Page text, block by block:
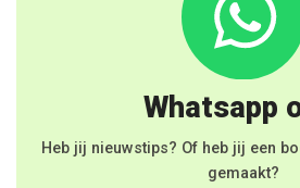
Whatsapp
Heb jij nieuwstips? Of heb jij een
gemaakt?